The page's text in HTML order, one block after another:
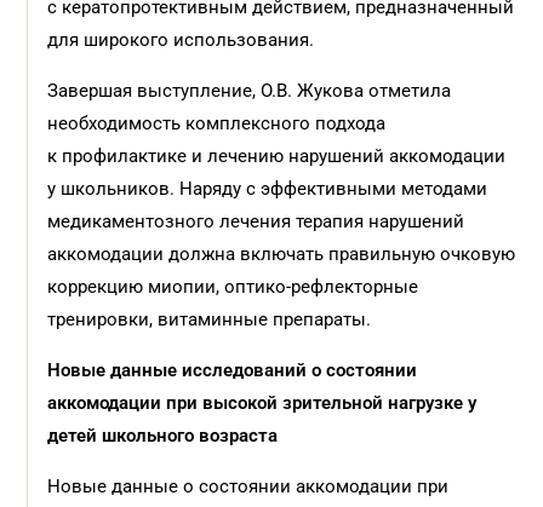
с кератопротективным действием, предназначенный
для широкого использования.
Завершая выступление, О.В. Жукова отметила
необходимость комплексного подхода
к профилактике и лечению нарушений аккомодации
у школьников. Наряду с эффективными методами
медикаментозного лечения терапия нарушений
аккомодации должна включать правильную очковую
коррекцию миопии, оптико-рефлекторные
тренировки, витаминные препараты.
Новые данные исследований о состоянии
аккомодации при высокой зрительной нагрузке у
детей школьного возраста
Новые данные о состоянии аккомодации при